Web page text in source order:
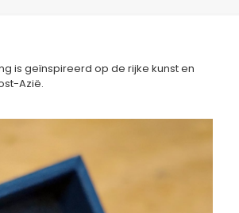
is geïnspireerd op de rijke kunst en
Azië.